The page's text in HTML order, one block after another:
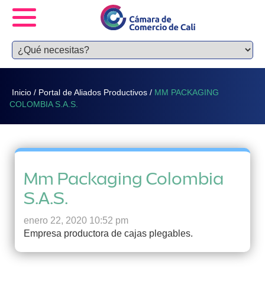
Inicio / Portal de Aliados Productivos / MM PACKAGING
COLOMBIA S.A.S.
Mm Packaging Colombia
S.A.S.
enero 22, 2020 10:52 pm
Empresa productora de cajas plegables.